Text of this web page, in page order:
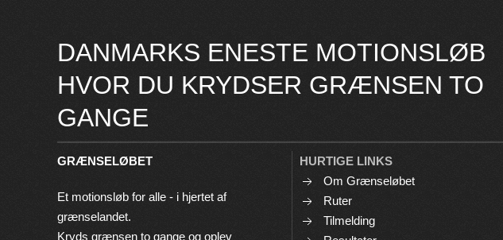
DANMARKS ENESTE MOTIONSLØB
HVOR DU KRYDSER GRÆNSEN TO
GANGE
GRÆNSELØBET
Et motionsløb for alle - i hjertet af
grænselandet.
Kryds grænsen to gange og oplev
HURTIGE LINKS
Om Grænseløbet
Ruter
Tilmelding